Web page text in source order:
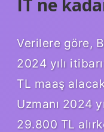
IT ne
Verilere göre,
2024 yılı
TL maaş
Uzmanı 2024
29.800 TL